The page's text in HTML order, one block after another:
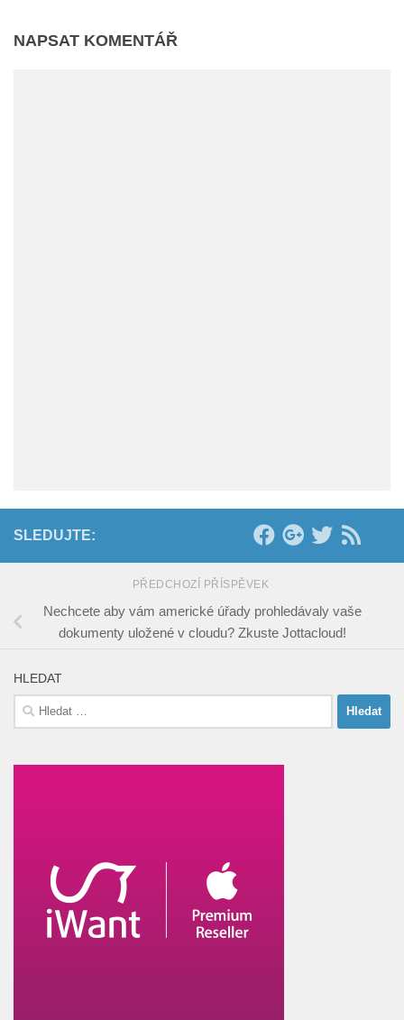
NAPSAT KOMENTÁŘ
SLEDUJTE:
PŘEDCHOZÍ PŘÍSPĚVEK
Nechcete aby vám americké úřady prohledávaly vaše
dokumenty uložené v cloudu? Zkuste Jottacloud!
HLEDAT
Vyhledávání